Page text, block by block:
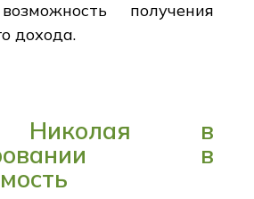
получения
дохода.
в
в